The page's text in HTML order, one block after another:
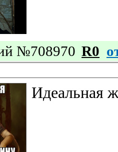
№708970 R0
Идеальная